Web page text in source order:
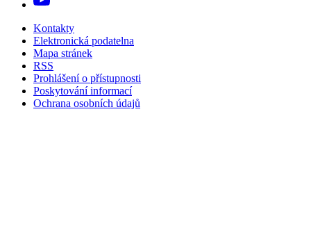
Kontakty
Elektronická podatelna
Mapa stránek
RSS
Prohlášení o přístupnosti
Poskytování informací
Ochrana osobních údajů